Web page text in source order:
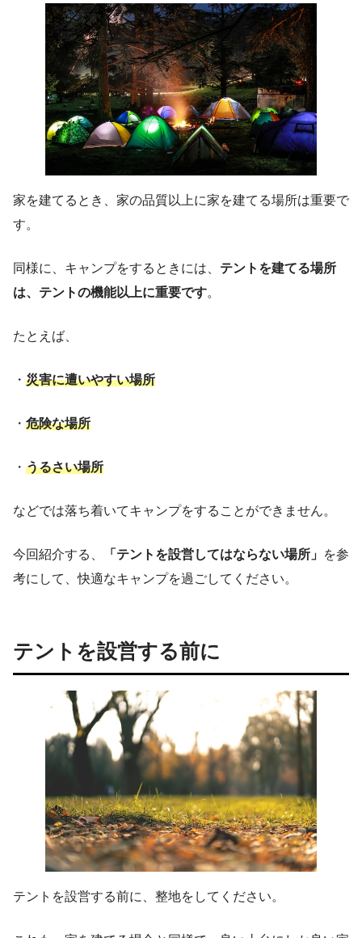
家を建てるとき、家の品質以上に家を建てる場所は重要で
す。
同様に、キャンプをするときには、 テントを建てる場所
は、テントの機能以上に重要です。
たとえば、
・ 災害に遭いやすい場所
・ 危険な場所
・ うるさい場所
などでは落ち着いてキャンプをすることができません。
今回紹介する、 「テントを設営してはならない場所」 を参
考にして、快適なキャンプを過ごしてください。
テントを設営する前に
テントを設営する前に、整地をしてください。